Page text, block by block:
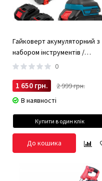
Гайковерт акумуляторний з
набором інструментів /
Безщітковий гайковерт 2 АКБ
0
1 650 грн.
2 999 грн.
В наявності
Купити в один клік
До кошика